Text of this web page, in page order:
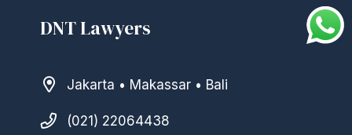
DNT Lawyers
Jakarta • Makassar • Bali
(021) 22064438